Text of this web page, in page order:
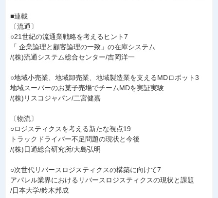
■連載
〔流通〕
○21世紀の流通業戦略を考えるヒント7
「 企業論理と顧客論理の一致」の在庫システム
/(株)流通システム総合センター/吉岡洋一
○地域小売業、地域卸売業、地域製造業を支えるMDロボット3
地域スーパーのお菓子売場でチームMDを実証実験
/(株)リスコジャパン/二宮健嘉
〔物流〕
○ロジスティクスを考える新たな視点19
トラックドライバー不足問題の現状と今後
/(株)日通総合研究所/大島弘明
○次世代リバースロジスティクスの構築に向けて7
アパレル業界におけるリバースロジスティクスの現状と課題
/日本大学/鈴木邦成